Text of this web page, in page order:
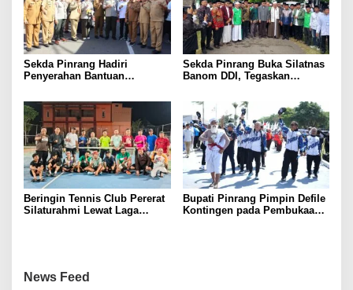
Sekda Pinrang Hadiri
Penyerahan Bantuan
Dukung Swasembada Pangan
Sekda Pinrang Buka Silatnas
Banom DDI, Tegaskan
Penguatan SDM Berakhlak
Beringin Tennis Club Pererat
Silaturahmi Lewat Laga
Bupati Pinrang Pimpin Defile
Kontingen pada Pembukaan
News Feed